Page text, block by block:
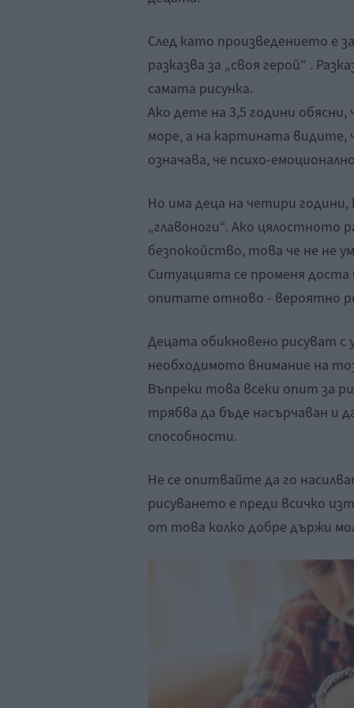
След като произведението е
разказва за „своя герой“ .
самата рисунка.
Ако дете на 3,5 години
море, а на картината видите,
означава, че психо-
Но има деца на четири
„главоноги“. Ако цялостното
безпокойство, това че не не
Ситуацията се променя доста
опитате отново - вероятно
Децата обикновено рисуват
необходимото внимание на
Въпреки това всеки опит за
трябва да бъде насърчаван и
способности.
Не се опитвайте да го
рисуването е преди всичко
от това колко добре държи